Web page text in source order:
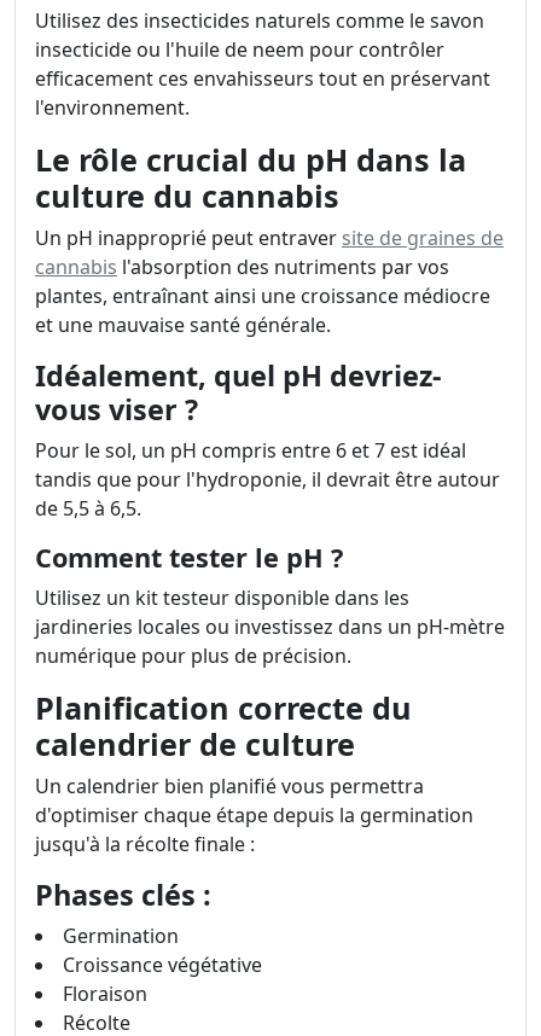
Utilisez des insecticides naturels comme le savon
insecticide ou l'huile de neem pour contrôler
efficacement ces envahisseurs tout en préservant
l'environnement.
Le rôle crucial du pH dans la
culture du cannabis
Un pH inapproprié peut entraver site de graines de
cannabis l'absorption des nutriments par vos
plantes, entraînant ainsi une croissance médiocre
et une mauvaise santé générale.
Idéalement, quel pH devriez-
vous viser ?
Pour le sol, un pH compris entre 6 et 7 est idéal
tandis que pour l'hydroponie, il devrait être autour
de 5,5 à 6,5.
Comment tester le pH ?
Utilisez un kit testeur disponible dans les
jardineries locales ou investissez dans un pH-mètre
numérique pour plus de précision.
Planification correcte du
calendrier de culture
Un calendrier bien planifié vous permettra
d'optimiser chaque étape depuis la germination
jusqu'à la récolte finale :
Phases clés :
Germination
Croissance végétative
Floraison
Récolte